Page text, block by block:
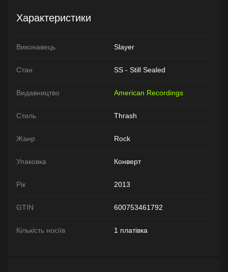
Характеристики
Виконавець Slayer
Стан SS - Still Sealed
Видавництво American Recordings
Стиль Thrash
Жанр Rock
Упаковка Конверт
Рік 2013
GTIN 600753461792
Кількість носіїв 1 платівка